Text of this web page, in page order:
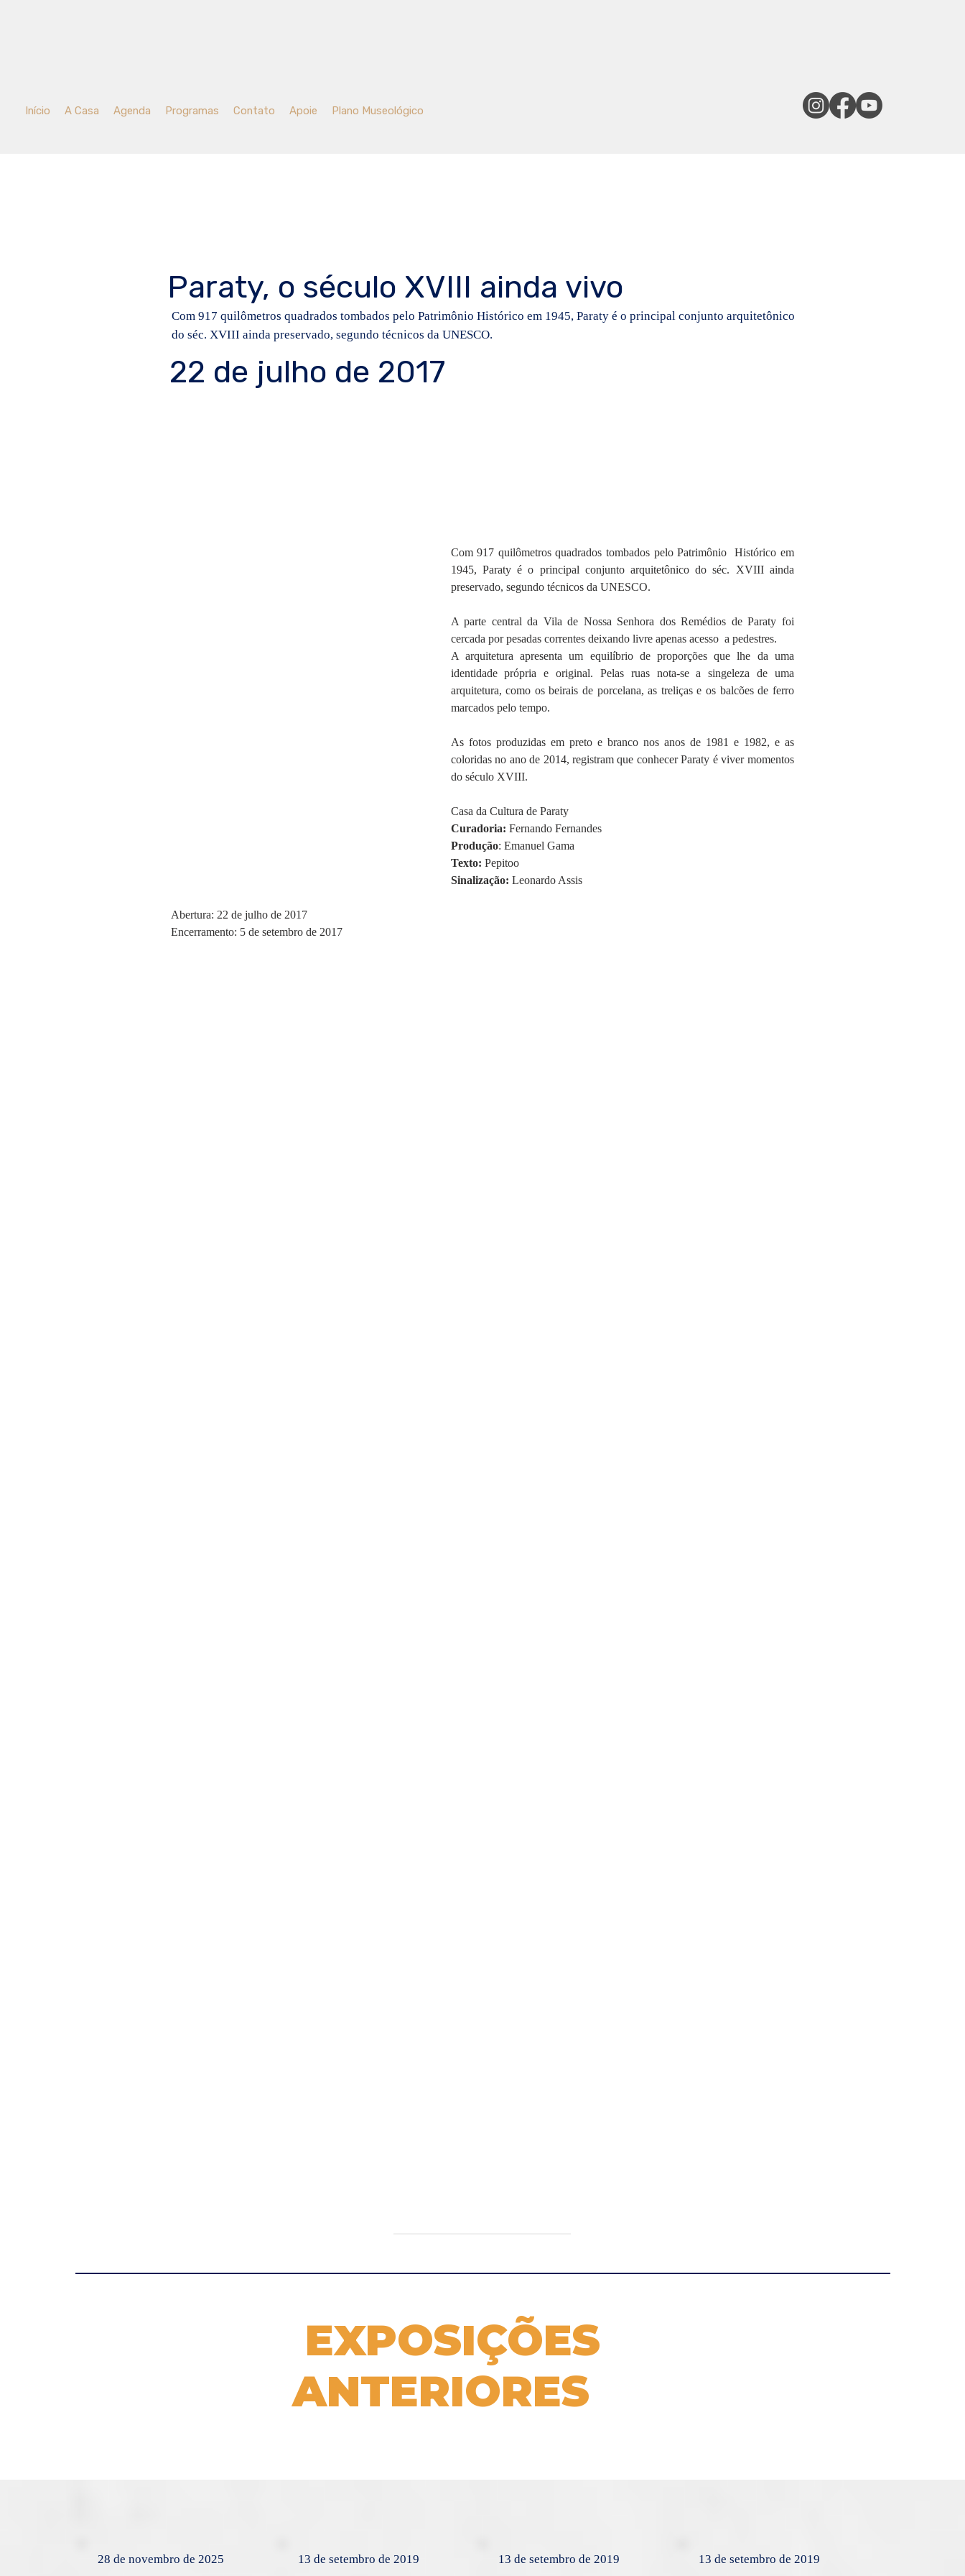
Início A Casa Agenda Programas Contato Apoie Plano Museológico
Paraty, o século XVIII ainda vivo
Com 917 quilômetros quadrados tombados pelo Patrimônio Histórico em 1945, Paraty é o principal conjunto arquitetônico
do séc. XVIII ainda preservado, segundo técnicos da UNESCO.
22 de julho de 2017
Com 917 quilômetros quadrados tombados pelo Patrimônio  Histórico em
1945, Paraty é o principal conjunto arquitetônico do séc. XVIII ainda
preservado, segundo técnicos da UNESCO.
A parte central da Vila de Nossa Senhora dos Remédios de Paraty foi
cercada por pesadas correntes deixando livre apenas acesso  a pedestres.
A arquitetura apresenta um equilíbrio de proporções que lhe da uma
identidade própria e original. Pelas ruas nota-se a singeleza de uma
arquitetura, como os beirais de porcelana, as treliças e os balcões de ferro
marcados pelo tempo.
As fotos produzidas em preto e branco nos anos de 1981 e 1982, e as
coloridas no ano de 2014, registram que conhecer Paraty é viver momentos
do século XVIII.
Casa da Cultura de Paraty
Curadoria: Fernando Fernandes
Produção: Emanuel Gama
Texto: Pepitoo
Sinalização: Leonardo Assis
Abertura: 22 de julho de 2017
Encerramento: 5 de setembro de 2017
EXPOSIÇÕES
ANTERIORES
28 de novembro de 2025 13 de setembro de 2019 13 de setembro de 2019 13 de setembro de 2019